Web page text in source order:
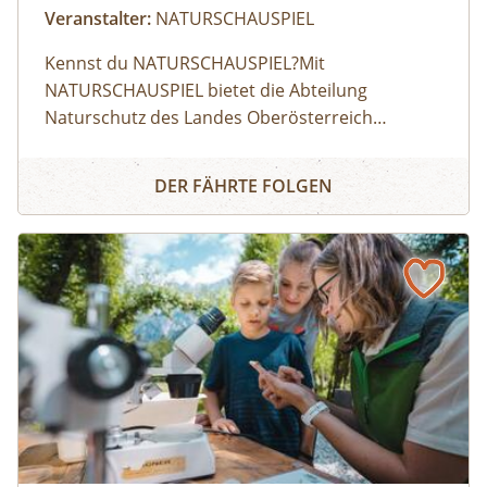
Veranstalter: NATURSCHAUSPIEL
Kennst du NATURSCHAUSPIEL?⁠Mit
NATURSCHAUSPIEL bietet die Abteilung
Naturschutz des Landes Oberösterreich
gleichzeitig Wissen über den Wert und den
Schutz der Natur vermitteln. ⁠⁠Finde dein
Touren in ganz Oberösterreich wählen: Egal ob
Lamatour, Flussexpedition, Pflanzenworkshops
oder Bergerlebnis – es ist für jede Altersgruppe
etwas dabei.⁠⁠So geht's:⁠Melde dich zu einem
Termin aus dem Veranstaltungskalender an
oder organisiere dein privates
NATURSCHAUSPIEL: Jede Tour kann auf Anfrage
zu individuell vereinbarten Terminen
durchgeführt werden. ⁠
Naturerlebnis
DER FÄHRTE FOLGEN